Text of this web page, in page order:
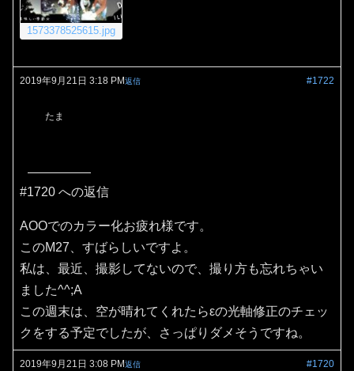
1573378525615.jpg
2019年9月21日 3:18 PM #1722
返信
たま
#1720 への返信
AOOでのカラー化お疲れ様です。
このM27、すばらしいですよ。
私は、最近、撮影してないので、撮り方も忘れちゃい
ました^^;A
この週末は、空が晴れてくれたらεの光軸修正のチェッ
クをする予定でしたが、さっぱりダメそうですね。
2019年9月21日 3:08 PM #1720
返信